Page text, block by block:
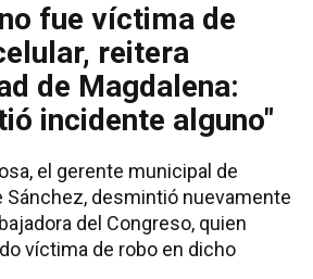
fue víctima de
reitera
de Magdalena:
incidente alguno"
el gerente municipal de
Sánchez, desmintió nuevamente
del Congreso, quien
víctima de robo en dicho